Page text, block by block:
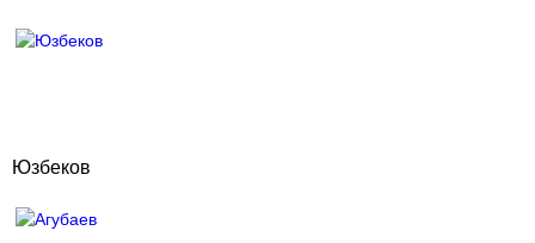
Юзбеков